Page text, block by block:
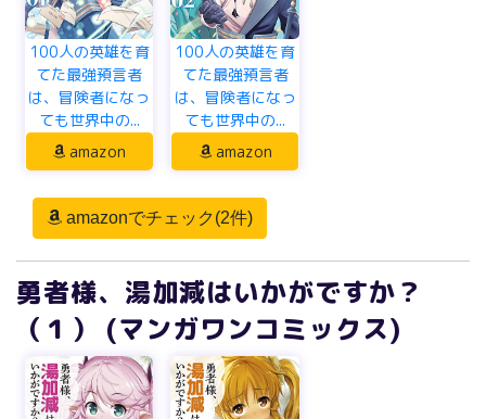
100人の英雄を育
てた最強預言者
は、冒険者になっ
ても世界中の...
amazon
100人の英雄を育
てた最強預言者
は、冒険者になっ
ても世界中の...
amazon
amazonでチェック(2件)
勇者様、湯加減はいかがですか？
（１） (マンガワンコミックス)